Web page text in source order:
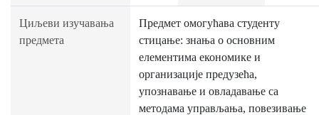
Циљеви изучавања
предмета
Предмет омогућава студенту
стицање: знања о основним
елементима економике и
организације предузећа,
упознавање и овладавање са
методама управљања, повезивање